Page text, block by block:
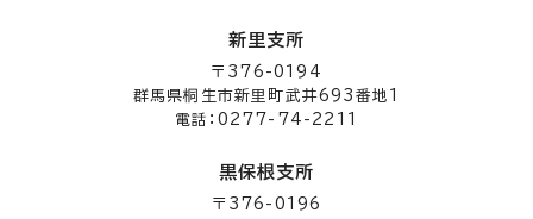
新里支所
〒376-0194
群馬県桐生市新里町武井693番地1
電話：0277-74-2211
黒保根支所
〒376-0196